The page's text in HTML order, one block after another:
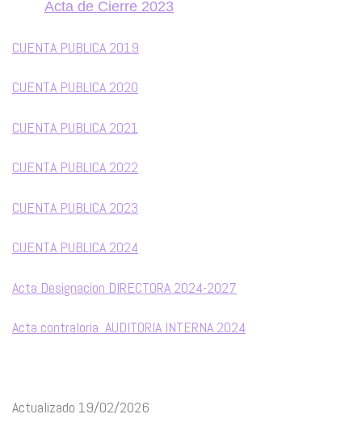
Acta de Cierre 2023
CUENTA PUBLICA 2019
CUENTA PUBLICA 2020
CUENTA PUBLICA 2021
CUENTA PUBLICA 2022
CUENTA PUBLICA 2023
CUENTA PUBLICA 2024
Acta Designacion DIRECTORA 2024-2027
Acta contraloria AUDITORIA INTERNA 2024
Actualizado 19/02/2026